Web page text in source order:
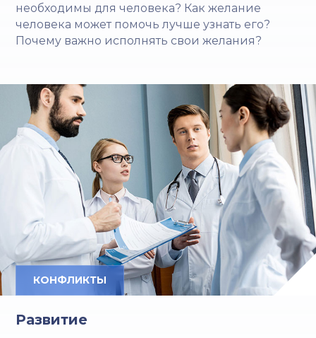
необходимы для человека? Как желание
человека может помочь лучше узнать его?
Почему важно исполнять свои желания?
КОНФЛИКТЫ
Развитие